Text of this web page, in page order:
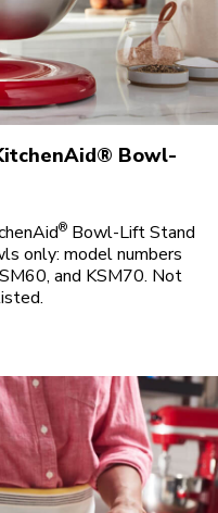
Bowl-
® Bowl-Lift Stand
only: model numbers
and KSM70. Not